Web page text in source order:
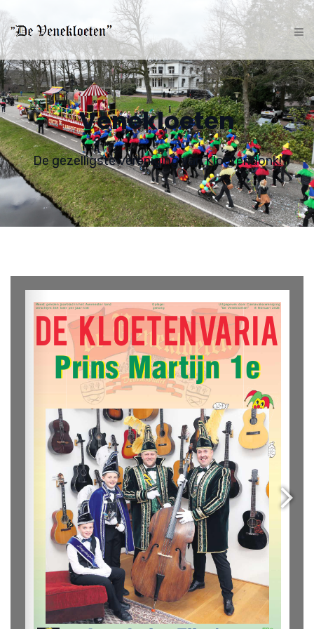
Venekloeten
De gezelligste vereniging van Kloetendonk!